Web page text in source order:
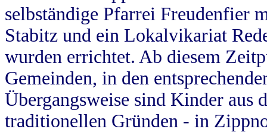
selbständige Pfarrei Freudenfier
Stabitz und ein Lokalvikariat
wurden errichtet. Ab diesem
Gemeinden, in den
Übergangsweise sind Kinder aus
traditionellen Gründen - in